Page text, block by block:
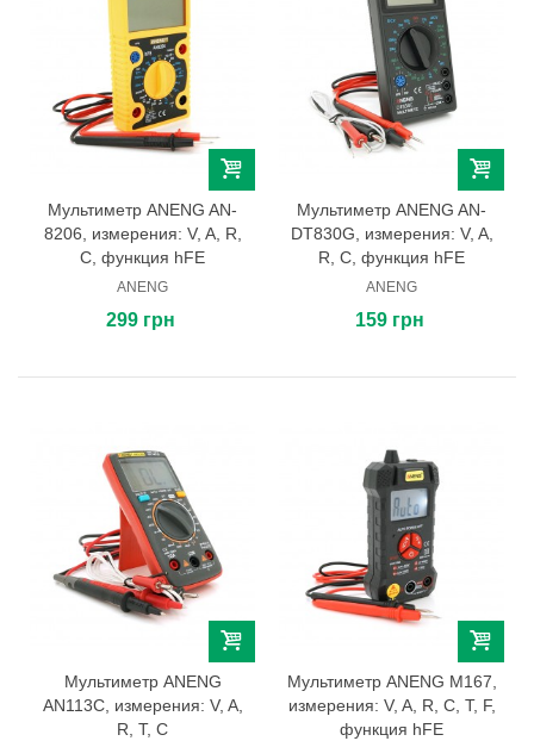
Мультиметр ANENG AN-
8206, измерения: V, A, R,
C, функция hFE
ANENG
299 грн
Мультиметр ANENG AN-
DT830G, измерения: V, A,
R, C, функция hFE
ANENG
159 грн
Мультиметр ANENG
AN113C, измерения: V, A,
R, T, C
Мультиметр ANENG M167,
измерения: V, A, R, C, T, F,
функция hFE